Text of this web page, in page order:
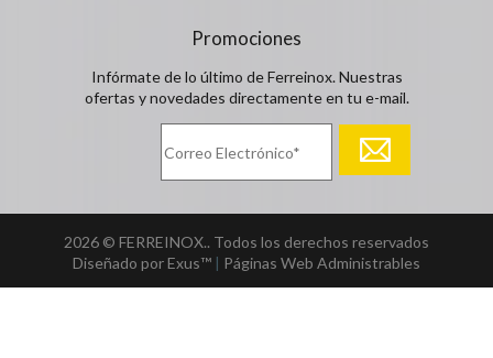
Promociones
Infórmate de lo último de Ferreinox. Nuestras
ofertas y novedades directamente en tu e-mail.
2026 © FERREINOX.. Todos los derechos reservados
Diseñado por Exus™ | Páginas Web Administrables